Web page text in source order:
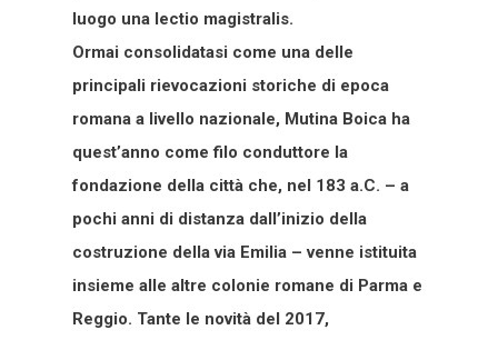
luogo una lectio magistralis.
Ormai consolidatasi come una delle
principali rievocazioni storiche di epoca
romana a livello nazionale, Mutina Boica ha
quest’anno come filo conduttore la
fondazione della città che, nel 183 a.C. – a
pochi anni di distanza dall’inizio della
costruzione della via Emilia – venne istituita
insieme alle altre colonie romane di Parma e
Reggio. Tante le novità del 2017,